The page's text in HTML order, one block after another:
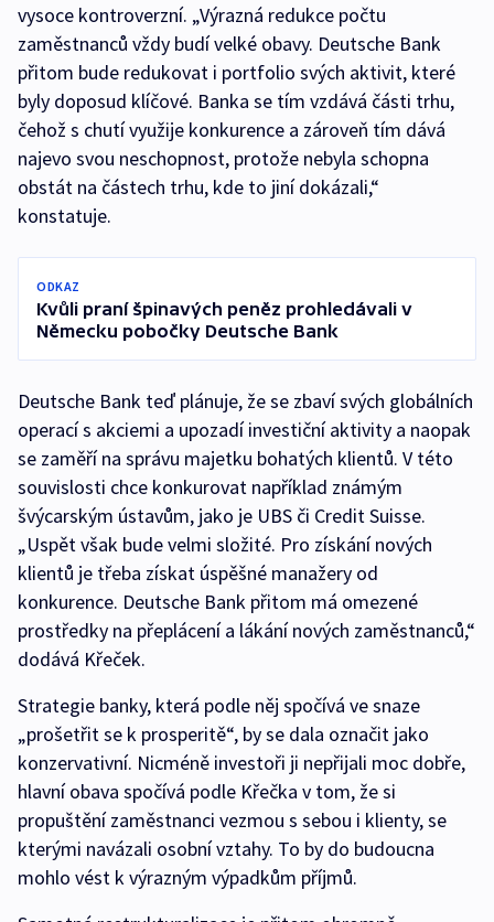
vysoce kontroverzní. „Výrazná redukce počtu
zaměstnanců vždy budí velké obavy. Deutsche Bank
přitom bude redukovat i portfolio svých aktivit, které
byly doposud klíčové. Banka se tím vzdává části trhu,
čehož s chutí využije konkurence a zároveň tím dává
najevo svou neschopnost, protože nebyla schopna
obstát na částech trhu, kde to jiní dokázali,“
konstatuje.
ODKAZ
Kvůli praní špinavých peněz prohledávali v
Německu pobočky Deutsche Bank
Deutsche Bank teď plánuje, že se zbaví svých globálních
operací s akciemi a upozadí investiční aktivity a naopak
se zaměří na správu majetku bohatých klientů. V této
souvislosti chce konkurovat například známým
švýcarským ústavům, jako je UBS či Credit Suisse.
„Uspět však bude velmi složité. Pro získání nových
klientů je třeba získat úspěšné manažery od
konkurence. Deutsche Bank přitom má omezené
prostředky na přeplácení a lákání nových zaměstnanců,“
dodává Křeček.
Strategie banky, která podle něj spočívá ve snaze
„prošetřit se k prosperitě“, by se dala označit jako
konzervativní. Nicméně investoři ji nepřijali moc dobře,
hlavní obava spočívá podle Křečka v tom, že si
propuštění zaměstnanci vezmou s sebou i klienty, se
kterými navázali osobní vztahy. To by do budoucna
mohlo vést k výrazným výpadkům příjmů.